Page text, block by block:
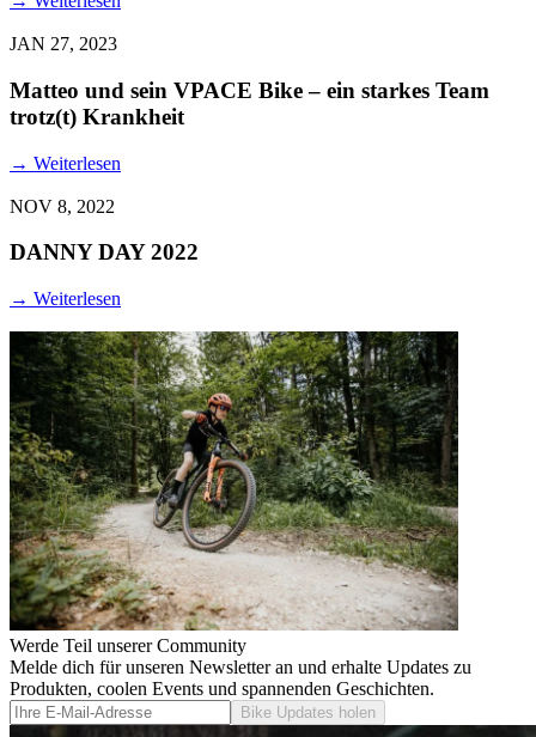
JAN 27, 2023
Matteo und sein VPACE Bike – ein starkes Team
trotz(t) Krankheit
→ Weiterlesen
NOV 8, 2022
DANNY DAY 2022
→ Weiterlesen
Werde Teil unserer Community
Melde dich für unseren Newsletter an und erhalte Updates zu
Produkten, coolen Events und spannenden Geschichten.
Bike Updates holen